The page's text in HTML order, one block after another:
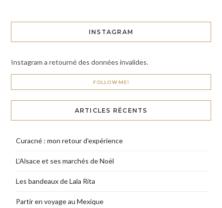
INSTAGRAM
Instagram a retourné des données invalides.
FOLLOW ME!
ARTICLES RÉCENTS
Curacné : mon retour d’expérience
L’Alsace et ses marchés de Noël
Les bandeaux de Lala Rita
Partir en voyage au Mexique